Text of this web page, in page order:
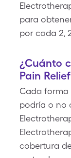
para
por cada 2,
¿Cuánto
Pain
Cada forma
podría o no
cobertura